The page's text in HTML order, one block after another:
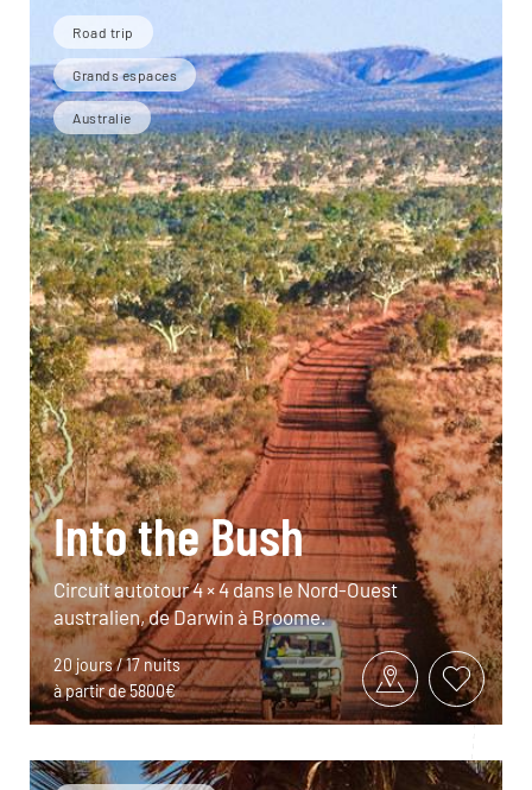
Road trip
Grands espaces
Australie
Into the Bush
Circuit autotour 4 × 4 dans le Nord-Ouest
australien, de Darwin à Broome.
20 jours / 17 nuits
à partir de 5800€